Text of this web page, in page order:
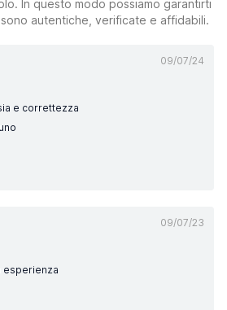
In questo modo possiamo garantirti
autentiche, verificate e affidabili.
09/07/24
e correttezza
09/07/23
esperienza